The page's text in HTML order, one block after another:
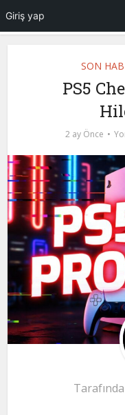
SON
PS5
2 ay Önce
Giriş yap